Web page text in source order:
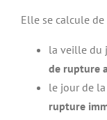
Elle se calcule
la veille du
de rupture
le jour de
rupture